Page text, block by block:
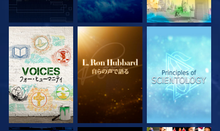
シリーズを探求 シリーズを探求 シリーズを探求